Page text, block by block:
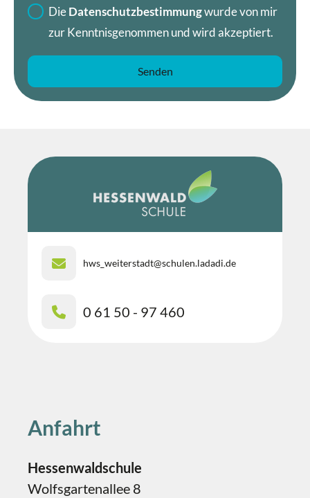
Die Datenschutzbestimmungwurde von mir
zur Kenntnisgenommen und wird akzeptiert.
hws_weiterstadt@schulen.ladadi.de
0 61 50 - 97 460
Anfahrt
Hessenwaldschule
Wolfsgartenallee 8